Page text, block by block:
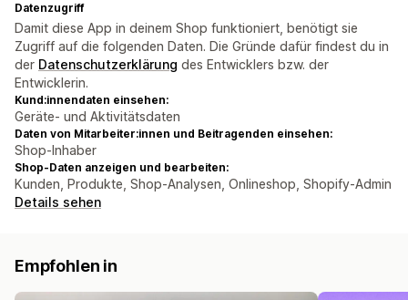
Datenzugriff
Damit diese App in deinem Shop funktioniert, benötigt sie
Zugriff auf die folgenden Daten. Die Gründe dafür findest du in
der Datenschutzerklärung des Entwicklers bzw. der
Entwicklerin.
Kund:innendaten einsehen:
Geräte- und Aktivitätsdaten
Daten von Mitarbeiter:innen und Beitragenden einsehen:
Shop-Inhaber
Shop-Daten anzeigen und bearbeiten:
Kunden, Produkte, Shop-Analysen, Onlineshop, Shopify-Admin
Details sehen
Empfohlen in